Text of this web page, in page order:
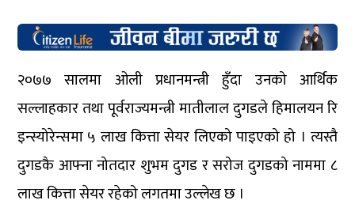
२०७७ सालमा ओली प्रधानमन्त्री हुँदा उनको आर्थिक
सल्लाहकार तथा पूर्वराज्यमन्त्री मातीलाल दुगडले हिमालयन रि
इन्स्योरेन्समा ५ लाख कित्ता सेयर लिएको पाइएको हो । त्यस्तै
दुगडकै आफ्ना नोतदार शुभम दुगड र सरोज दुगडको नाममा ८
लाख कित्ता सेयर रहेको लगतमा उल्लेख छ ।